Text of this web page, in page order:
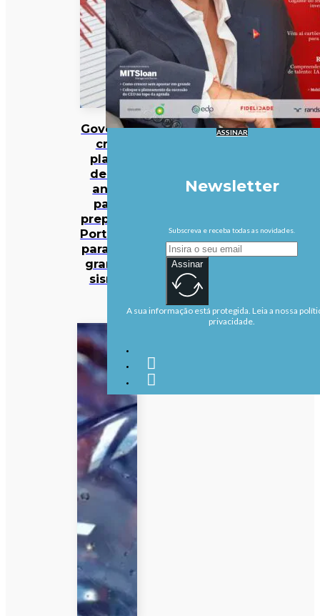
Governo
cria
plano
de 30
anos
para
preparar
Portugal
para um
grande
sismo
ASSINAR
Newsletter
Subscreva e receba todas as novidades.
Assinar
A sua informação está protegida. Leia a nossa
privacidade.